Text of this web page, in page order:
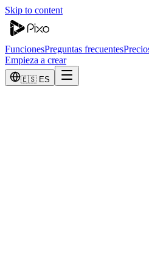
Skip to content
FuncionesPreguntas frecuentes
Empieza a crear
🇪🇸 ES